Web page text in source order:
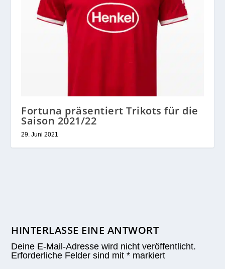
Fortuna präsentiert Trikots für die
Saison 2021/22
29. Juni 2021
HINTERLASSE EINE ANTWORT
Deine E-Mail-Adresse wird nicht veröffentlicht.
Erforderliche Felder sind mit* markiert